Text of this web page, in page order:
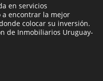
en servicios
encontrar la mejor
colocar su inversión.
de Inmobiliarios Uruguay-